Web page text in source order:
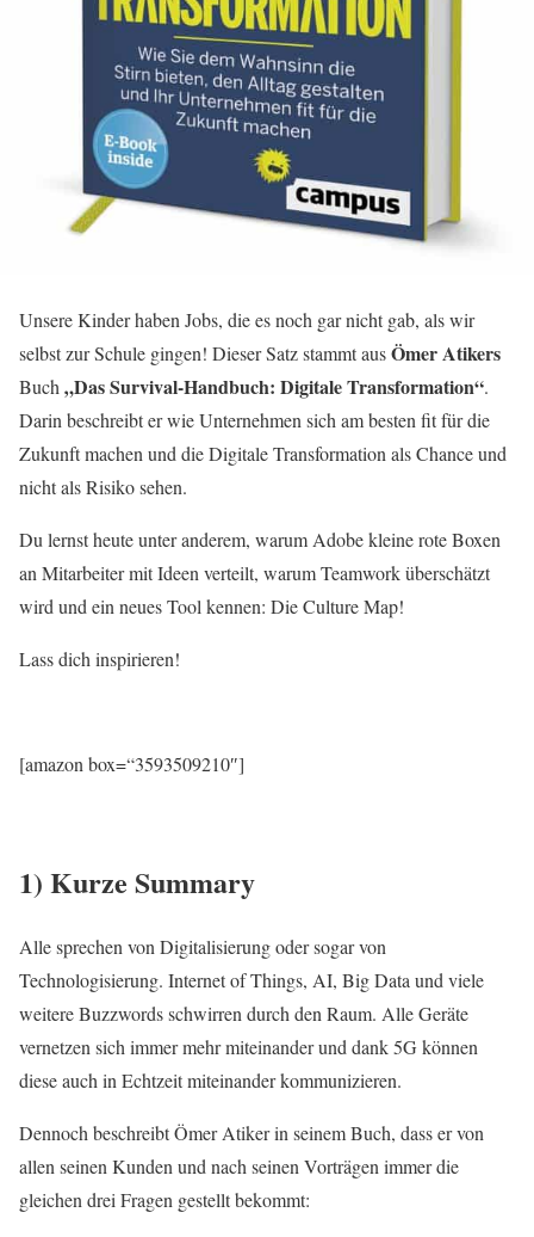
Unsere Kinder haben Jobs, die es noch gar nicht gab, als wir
selbst zur Schule gingen! Dieser Satz stammt ausÖmer Atikers
Buch „Das Survival-Handbuch: Digitale Transformation“.
Darin beschreibt er wie Unternehmen sich am besten fit für die
Zukunft machen und die Digitale Transformation als Chance und
nicht als Risiko sehen.
Du lernst heute unter anderem, warum Adobe kleine rote Boxen
an Mitarbeiter mit Ideen verteilt, warum Teamwork überschätzt
wird und ein neues Tool kennen: Die Culture Map!
Lass dich inspirieren!
[amazon box=“3593509210″]
1) Kurze Summary
Alle sprechen von Digitalisierung oder sogar von
Technologisierung. Internet of Things, AI, Big Data und viele
weitere Buzzwords schwirren durch den Raum. Alle Geräte
vernetzen sich immer mehr miteinander und dank 5G können
diese auch in Echtzeit miteinander kommunizieren.
Dennoch beschreibt Ömer Atiker in seinem Buch, dass er von
allen seinen Kunden und nach seinen Vorträgen immer die
gleichen drei Fragen gestellt bekommt: